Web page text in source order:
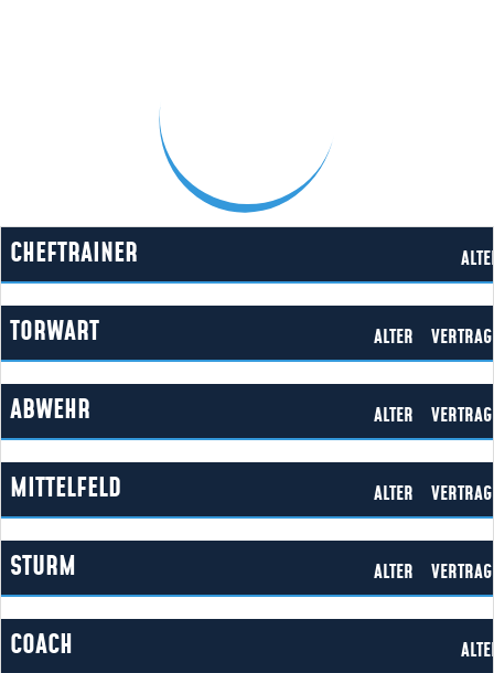
CHEFTRAINER
TORWART ALTER
ABWEHR ALTER
MITTELFELD ALTER
STURM ALTER
COACH